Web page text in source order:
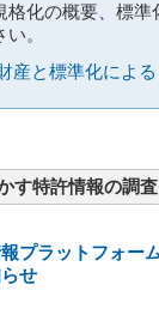
格化の概要、標
。
産と標準化によ
す特許情報の調
プラットフォー
せ